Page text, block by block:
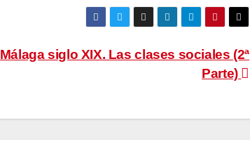
Málaga siglo XIX. Las clases sociales (2ª
Parte)